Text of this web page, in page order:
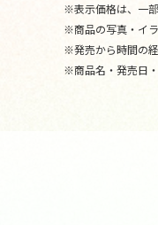
※表示価格は、一
※商品の写真・イ
※発売から時間の
※商品名・発売日